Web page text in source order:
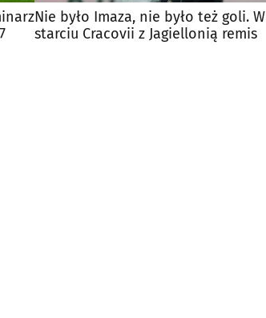
Nie było Imaza, nie było też goli. W
starciu Cracovii z Jagiellonią remis